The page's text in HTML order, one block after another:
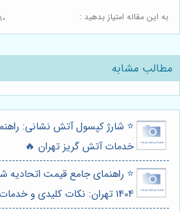
به این مقاله امتیاز بدهید : 10
مطالب مشابه
⭐️ شارژ کپسول آتش نشانی:
خدمات آتش گریز تهران 🔥
⭐️ راهنمای جامع قیمت
1404 تهران: نکات کلیدی و خدمات ایمنی 🔥